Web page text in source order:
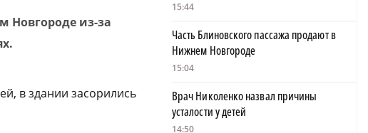
Новгороде из-за
в здании засорились
15:44
Часть Блиновского пассажа продают в
Нижнем Новгороде
15:04
Врач Николенко назвал причины
усталости у детей
14:50